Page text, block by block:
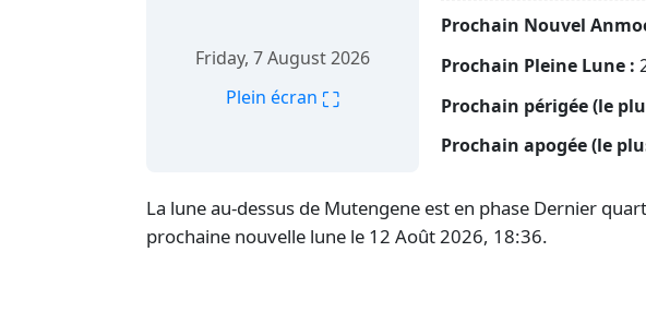
Friday, 7 August 2026
Plein écran ⛶
Prochain Nouvel
Prochain Pleine Lune :
Prochain périgée (le
Prochain apogée (le
La lune au-dessus de Mutengene est en phase Dernier
prochaine nouvelle lune le 12 Août 2026, 18:36.